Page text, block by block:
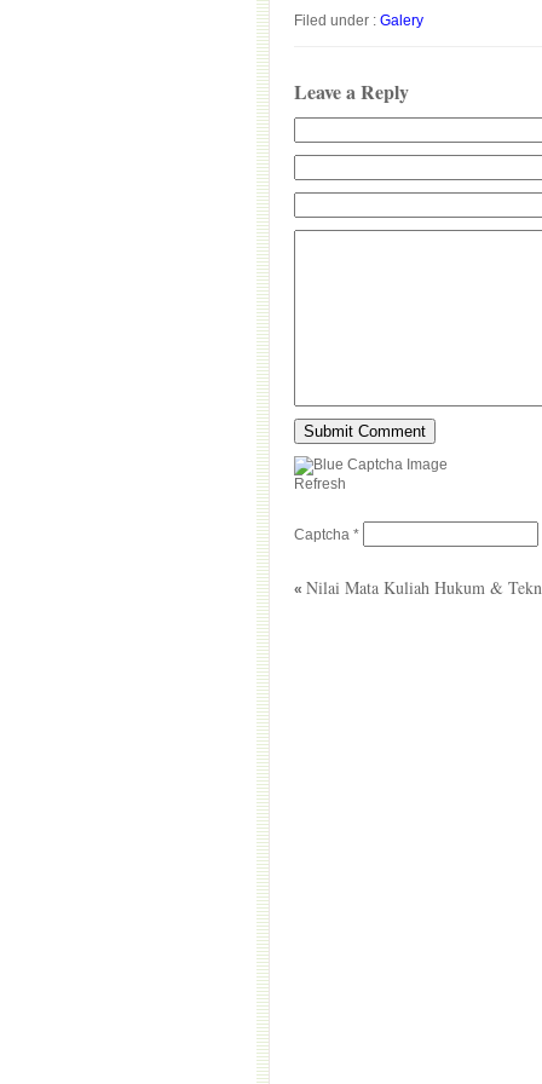
Filed under : Galery
Leave a Reply
Refresh
Captcha *
« Nilai Mata Kuliah Hukum &